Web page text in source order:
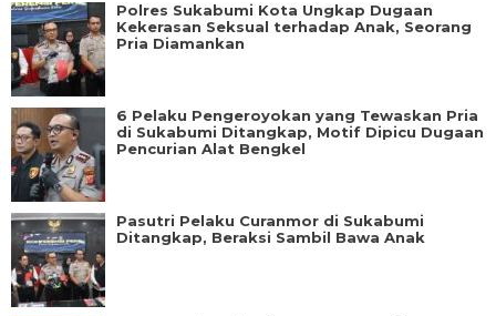
Polres Sukabumi Kota Ungkap Dugaan
Kekerasan Seksual terhadap Anak, Seorang
Pria Diamankan
6 Pelaku Pengeroyokan yang Tewaskan Pria
di Sukabumi Ditangkap, Motif Dipicu Dugaan
Pencurian Alat Bengkel
Pasutri Pelaku Curanmor di Sukabumi
Ditangkap, Beraksi Sambil Bawa Anak